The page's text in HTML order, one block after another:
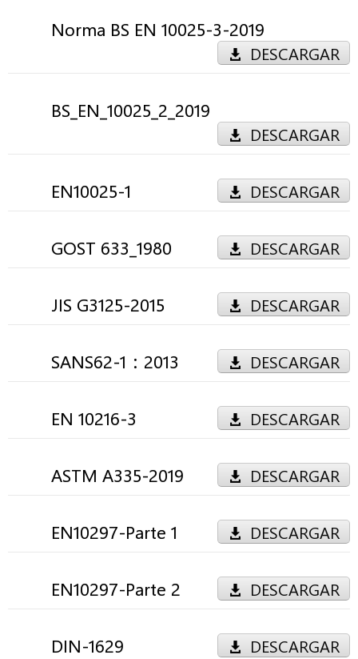
Norma BS EN 10025-3-2019
DESCARGAR
BS_EN_10025_2_2019
DESCARGAR
EN10025-1 DESCARGAR
GOST 633_1980 DESCARGAR
JIS G3125-2015 DESCARGAR
SANS62-1：2013 DESCARGAR
EN 10216-3 DESCARGAR
ASTM A335-2019 DESCARGAR
EN10297-Parte 1 DESCARGAR
EN10297-Parte 2 DESCARGAR
DIN-1629 DESCARGAR